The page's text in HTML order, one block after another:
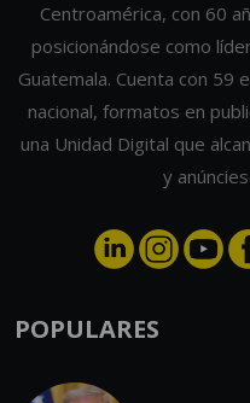
Centroamérica, con 60
posicionándose como
Guatemala. Cuenta con 59
nacional, formatos en
una Unidad Digital que
y
POPULARES